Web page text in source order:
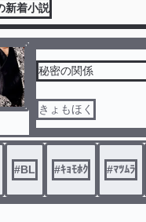
新着小説
秘密の関係
きょもほく
#BL #ｷｮﾓﾎｸ #ﾏﾂﾑﾗ